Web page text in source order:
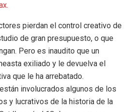
pierdan el control creativo de
de gran presupuesto, o que
Pero es inaudito que un
exiliado y le devuelva el
que le ha arrebatado.
involucrados algunos de los
y lucrativos de la historia de la